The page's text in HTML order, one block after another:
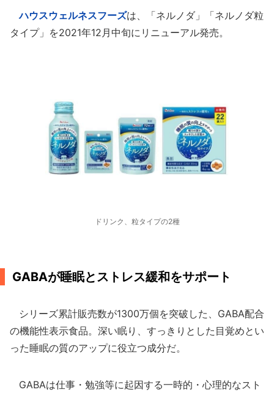
ハウスウェルネスフーズは、「ネルノダ」「ネルノダ粒
タイプ」を2021年12月中旬にリニューアル発売。
ドリンク、粒タイプの2種
GABAが睡眠とストレス緩和をサポート
シリーズ累計販売数が1300万個を突破した、GABA配合
の機能性表示食品。深い眠り、すっきりとした目覚めとい
った睡眠の質のアップに役立つ成分だ。
GABAは仕事・勉強等に起因する一時的・心理的なスト